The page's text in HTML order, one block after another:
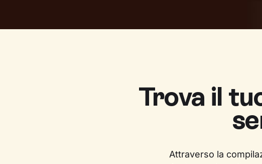
Trova il
Attraverso la